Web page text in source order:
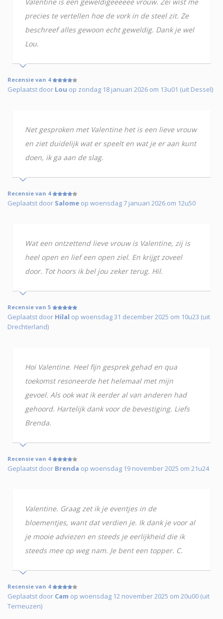
precies te vertellen hoe de vork in de steel zit. Ze
beschreef alles gewoon echt geweldig. Dank je wel
Lou.
Recensie van 4
Geplaatst door Lou op zondag 18 januari 2026 om 13u01 (uit Dessel)
Net gesproken met Valentine het is een lieve vrouw
en ziet duidelijk wat er speelt en wat je er aan kunt
doen, ik ga aan de slag.
Recensie van 4
Geplaatst door Salome op woensdag 7 januari 2026 om 12u50
Wat een ontzettend lieve vrouw is Valentine, zij is
heel open en lief een open ziel. En krijgt zoveel
door. Tot hoors ik bel jou zeker terug. Hil.
Recensie van 5
Geplaatst door Hilal op woensdag 31 december 2025 om 10u23 (uit
Drechterland)
Hoi Valentine. Heel fijn gesprek gehad en qua
toekomst resoneerde het helemaal met mijn
gevoel. Als ook wat ik eerder al van anderen had
gehoord. Hartelijk dank voor de bevestiging. Liefs
Brenda.
Recensie van 4
Geplaatst door Brenda op woensdag 19 november 2025 om 21u24
Valentine. Graag zet ik je eventjes in de
bloementjes, want dat verdien je. Ik dank je voor al
je mooie adviezen en steeds je eerlijkheid die ik
steeds mee op weg nam. Je bent een topper. C.
Recensie van 4
Geplaatst door Cam op woensdag 12 november 2025 om 20u00 (uit
Terneuzen)